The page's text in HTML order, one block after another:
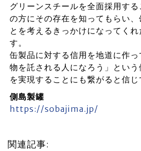
グリーンスチールを全面採用する
の方にその存在を知ってもらい
とを考えるきっかけになってくれ
す。
缶製品に対する信用を地道に作
物を託される人になろう」とい
を実現することにも繋がると信じ
側島製罐
https://sobajima.jp/
関連記事: